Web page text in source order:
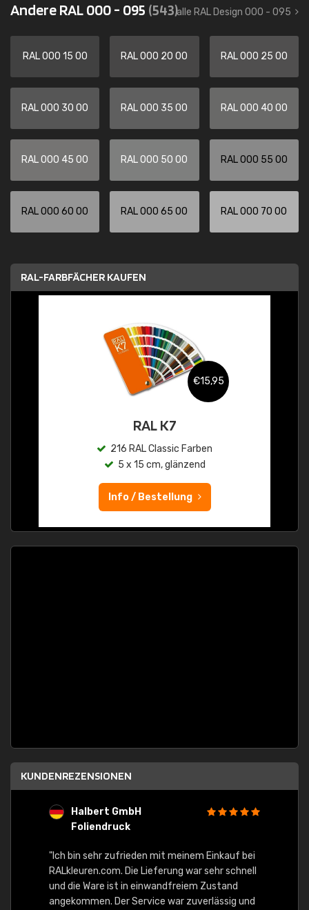
Andere RAL 000 - 095 (543)alle RAL Design 000 - 095
RAL 000 15 00 RAL 000 20 00 RAL 000 25 00
RAL 000 30 00 RAL 000 35 00 RAL 000 40 00
RAL 000 45 00 RAL 000 50 00 RAL 000 55 00
RAL 000 60 00 RAL 000 65 00 RAL 000 70 00
RAL-FARBFÄCHER KAUFEN
€15,95
RAL K7
216 RAL Classic Farben
5 x 15 cm, glänzend
Info / Bestellung
KUNDENREZENSIONEN
Halbert GmbH
Foliendruck
"Ich bin sehr zufrieden mit meinem Einkauf bei
RALkleuren.com. Die Lieferung war sehr schnell
und die Ware ist in einwandfreiem Zustand
angekommen. Der Service war zuverlässig und